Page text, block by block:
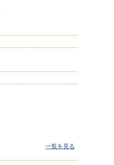
一覧を見る